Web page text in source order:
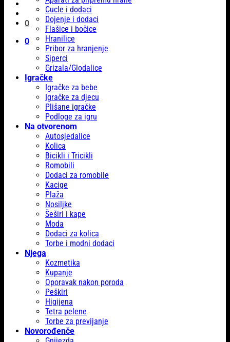
0
0
Cucle i dodaci
Dojenje i dodaci
Flašice i bočice
Hranilice
Pribor za hranjenje
Siperci
Grizala/Glodalice
Igračke
Igračke za bebe
Igračke za djecu
Plišane igračke
Podloge za igru
Na otvorenom
Autosjedalice
Kolica
Bicikli i Tricikli
Romobili
Dodaci za romobile
Kacige
Plaža
Nosiljke
Šeširi i kape
Moda
Dodaci za kolica
Torbe i modni dodaci
Njega
Kozmetika
Kupanje
Oporavak nakon poroda
Peškiri
Higijena
Tetra pelene
Torbe za previjanje
Novorođenče